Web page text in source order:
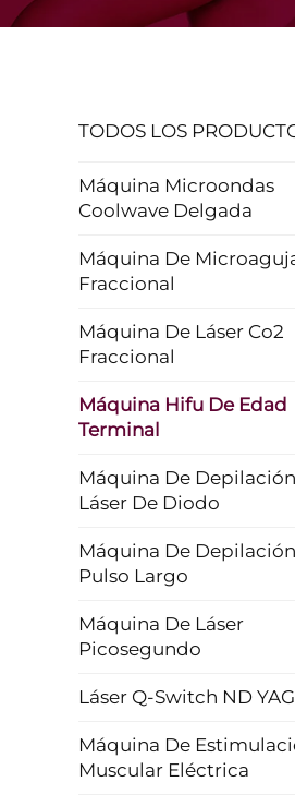
TODOS LOS
Máquina Microondas
Coolwave Delgada
Máquina De
Fraccional
Máquina De Láser Co2
Fraccional
Máquina Hifu De Edad
Terminal
Máquina De
Láser De Diodo
Máquina De
Pulso Largo
Máquina De Láser
Picosegundo
Láser Q-Switch ND YAG
Máquina De
Muscular Eléctrica